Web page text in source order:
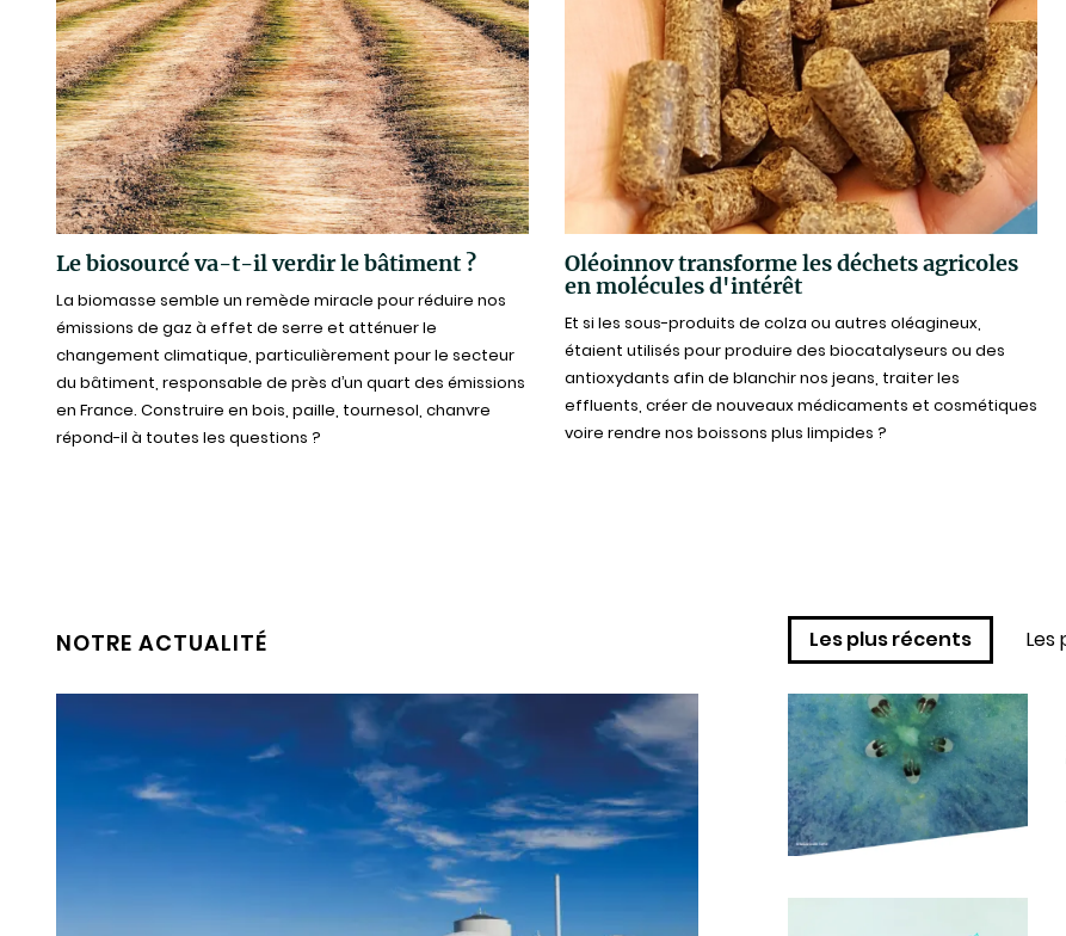
Le biosourcé va-t-il verdir le bâtiment ?
La biomasse semble un remède miracle pour réduire nos
émissions de gaz à effet de serre et atténuer le
changement climatique, particulièrement pour le secteur
du bâtiment, responsable de près d’un quart des émissions
en France. Construire en bois, paille, tournesol, chanvre
répond-il à toutes les questions ?
Oléoinnov transforme les déchets agricoles
en molécules d'intérêt
Et si les sous-produits de colza ou autres oléagineux,
étaient utilisés pour produire des biocatalyseurs ou des
antioxydants afin de blanchir nos jeans, traiter les
effluents, créer de nouveaux médicaments et cosmétiques
voire rendre nos boissons plus limpides ?
NOTRE ACTUALITÉ Les plus récents Les